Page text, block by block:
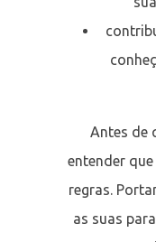
Antes de
entender
regras.
as suas